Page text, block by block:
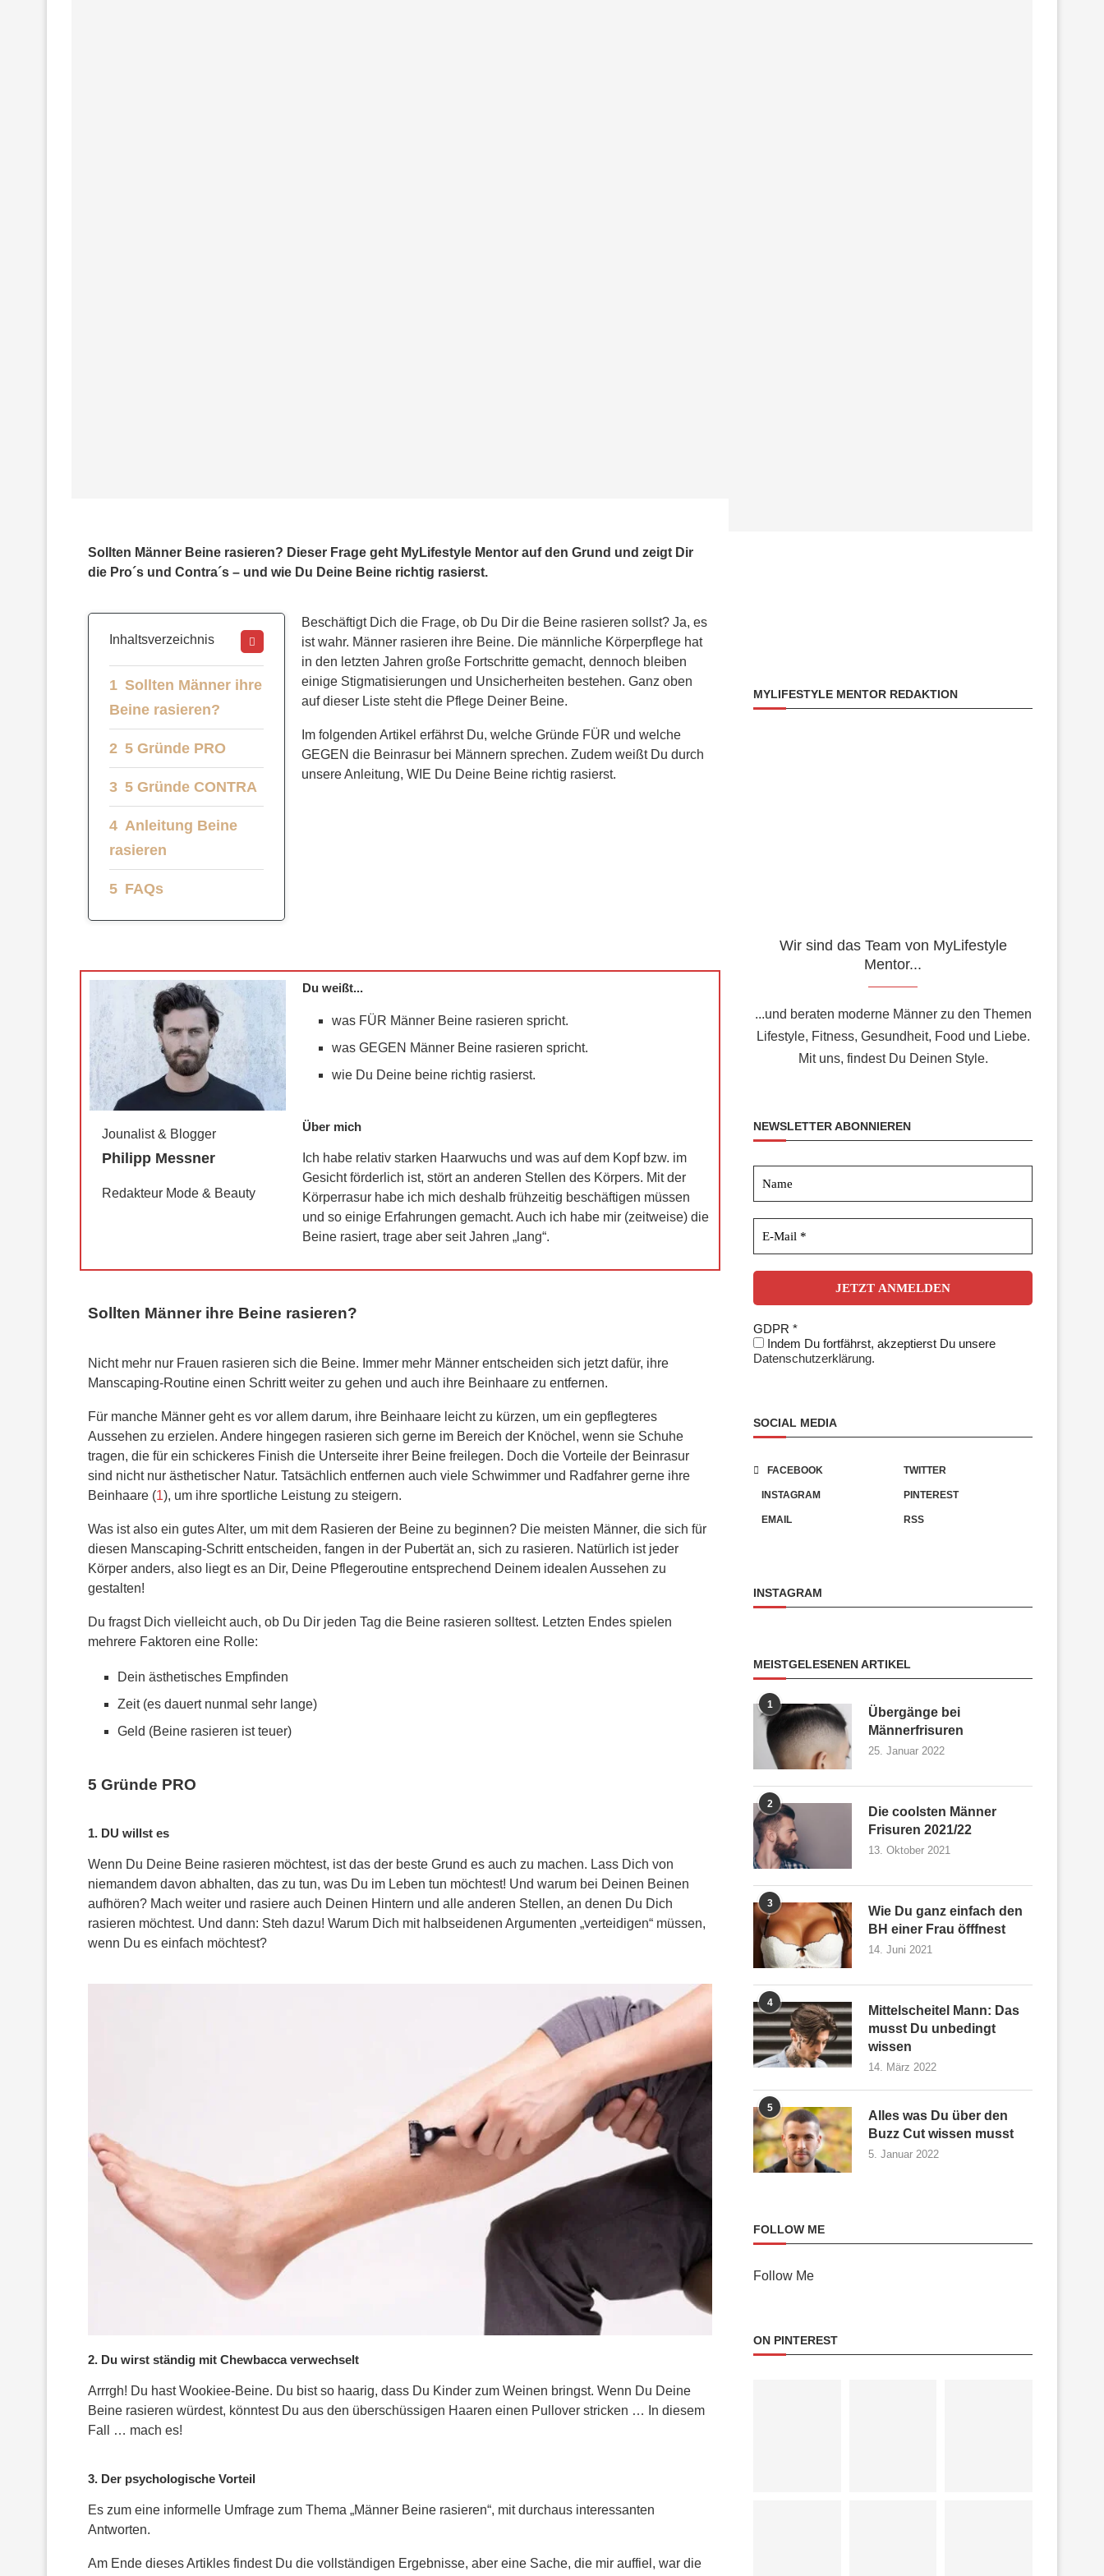
Sollten Männer Beine rasieren? Dieser Frage geht MyLifestyle Mentor auf den Grund und zeigt Dir
die Pro´s und Contra´s – und wie Du Deine Beine richtig rasierst.
Inhaltsverzeichnis
Sollten Männer ihre
Beine rasieren?
5 Gründe PRO
5 Gründe CONTRA
Anleitung Beine
rasieren
FAQs
Beschäftigt Dich die Frage, ob Du Dir die Beine rasieren sollst? Ja, es
ist wahr. Männer rasieren ihre Beine. Die männliche Körperpflege hat
in den letzten Jahren große Fortschritte gemacht, dennoch bleiben
einige Stigmatisierungen und Unsicherheiten bestehen. Ganz oben
auf dieser Liste steht die Pflege Deiner Beine.
Im folgenden Artikel erfährst Du, welche Gründe FÜR und welche
GEGEN die Beinrasur bei Männern sprechen. Zudem weißt Du durch
unsere Anleitung, WIE Du Deine Beine richtig rasierst.
Jounalist & Blogger
Philipp Messner
Redakteur Mode & Beauty
Du weißt...
was FÜR Männer Beine rasieren spricht.
was GEGEN Männer Beine rasieren spricht.
wie Du Deine beine richtig rasierst.
Über mich
Ich habe relativ starken Haarwuchs und was auf dem Kopf bzw. im
Gesicht förderlich ist, stört an anderen Stellen des Körpers. Mit der
Körperrasur habe ich mich deshalb frühzeitig beschäftigen müssen
und so einige Erfahrungen gemacht. Auch ich habe mir (zeitweise) die
Beine rasiert, trage aber seit Jahren „lang“.
Sollten Männer ihre Beine rasieren?
Nicht mehr nur Frauen rasieren sich die Beine. Immer mehr Männer entscheiden sich jetzt dafür, ihre
Manscaping-Routine einen Schritt weiter zu gehen und auch ihre Beinhaare zu entfernen.
Für manche Männer geht es vor allem darum, ihre Beinhaare leicht zu kürzen, um ein gepflegteres
Aussehen zu erzielen. Andere hingegen rasieren sich gerne im Bereich der Knöchel, wenn sie Schuhe
tragen, die für ein schickeres Finish die Unterseite ihrer Beine freilegen. Doch die Vorteile der Beinrasur
sind nicht nur ästhetischer Natur. Tatsächlich entfernen auch viele Schwimmer und Radfahrer gerne ihre
Beinhaare (1), um ihre sportliche Leistung zu steigern.
Was ist also ein gutes Alter, um mit dem Rasieren der Beine zu beginnen? Die meisten Männer, die sich für
diesen Manscaping-Schritt entscheiden, fangen in der Pubertät an, sich zu rasieren. Natürlich ist jeder
Körper anders, also liegt es an Dir, Deine Pflegeroutine entsprechend Deinem idealen Aussehen zu
gestalten!
Du fragst Dich vielleicht auch, ob Du Dir jeden Tag die Beine rasieren solltest. Letzten Endes spielen
mehrere Faktoren eine Rolle:
Dein ästhetisches Empfinden
Zeit (es dauert nunmal sehr lange)
Geld (Beine rasieren ist teuer)
5 Gründe PRO
1. DU willst es
Wenn Du Deine Beine rasieren möchtest, ist das der beste Grund es auch zu machen. Lass Dich von
niemandem davon abhalten, das zu tun, was Du im Leben tun möchtest! Und warum bei Deinen Beinen
aufhören? Mach weiter und rasiere auch Deinen Hintern und alle anderen Stellen, an denen Du Dich
rasieren möchtest. Und dann: Steh dazu! Warum Dich mit halbseidenen Argumenten „verteidigen“ müssen,
wenn Du es einfach möchtest?
2. Du wirst ständig mit Chewbacca verwechselt
Arrrgh! Du hast Wookiee-Beine. Du bist so haarig, dass Du Kinder zum Weinen bringst. Wenn Du Deine
Beine rasieren würdest, könntest Du aus den überschüssigen Haaren einen Pullover stricken … In diesem
Fall … mach es!
3. Der psychologische Vorteil
Es zum eine informelle Umfrage zum Thema „Männer Beine rasieren“, mit durchaus interessanten
Antworten.
Am Ende dieses Artikles findest Du die vollständigen Ergebnisse, aber eine Sache, die mir auffiel, war die
MYLIFESTYLE MENTOR REDAKTION
Wir sind das Team von MyLifestyle
Mentor...
...und beraten moderne Männer zu den Themen
Lifestyle, Fitness, Gesundheit, Food und Liebe.
Mit uns, findest Du Deinen Style.
NEWSLETTER ABONNIEREN
GDPR *
Indem Du fortfährst, akzeptierst Du unsere
Datenschutzerklärung.
SOCIAL MEDIA
FACEBOOK TWITTER
INSTAGRAM PINTEREST
EMAIL RSS
INSTAGRAM
MEISTGELESENEN ARTIKEL
1
Übergänge bei
Männerfrisuren
25. Januar 2022
2
Die coolsten Männer
Frisuren 2021/22
13. Oktober 2021
3
Wie Du ganz einfach den
BH einer Frau öfffnest
14. Juni 2021
4
Mittelscheitel Mann: Das
musst Du unbedingt
wissen
14. März 2022
5
Alles was Du über den
Buzz Cut wissen musst
5. Januar 2022
FOLLOW ME
Follow Me
ON PINTEREST